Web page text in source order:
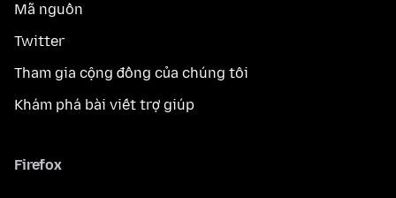
Mã nguồn
Twitter
Tham gia cộng đồng của chúng tôi
Khám phá bài viết trợ giúp
Firefox